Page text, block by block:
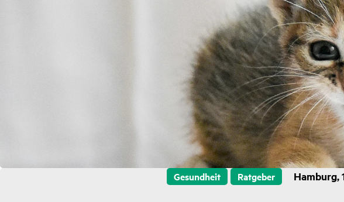
Gesundheit Ratgeber Hamburg,